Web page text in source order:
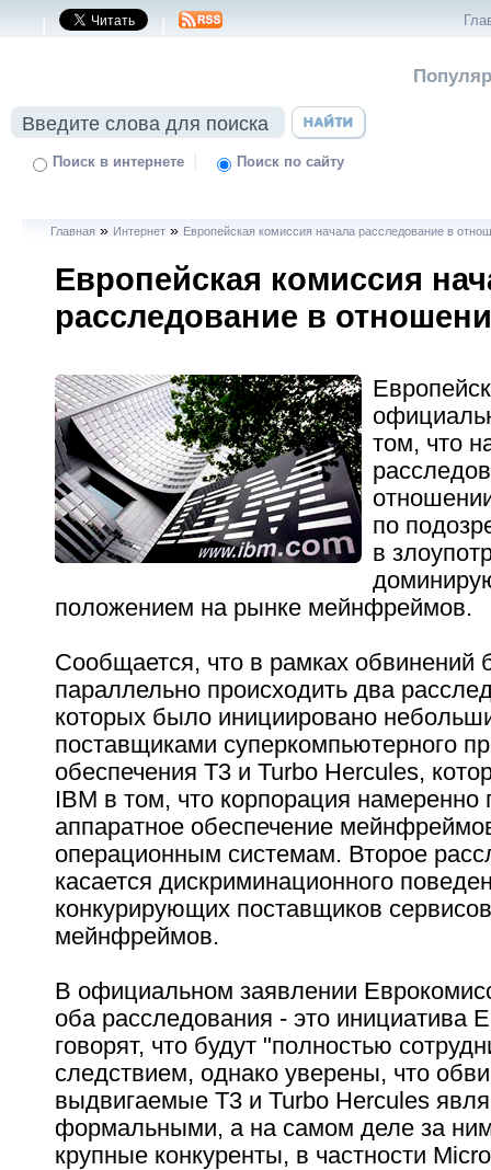
| |
Поиск в интернете | Поиск по сайту
Главная » Интернет » Европейская комиссия начала расследование в
Европейская комиссия
расследование в
том, что
по
в
положением на рынке мейнфреймов.
Сообщается, что в рамках обвинений
параллельно происходить два
которых было инициировано
поставщиками суперкомпьютерного
обеспечения T3 и Turbo Hercules,
IBM в том, что корпорация намеренно
аппаратное обеспечение
операционным системам. Второе
касается дискриминационного
конкурирующих поставщиков
мейнфреймов.
В официальном заявлении
оба расследования - это инициатива
говорят, что будут "полностью
следствием, однако уверены, что
выдвигаемые T3 и Turbo Hercules
формальными, а на самом деле за
крупные конкуренты, в частности